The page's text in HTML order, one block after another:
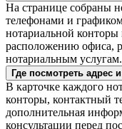
На странице собраны
телефонами и
нотариальной
расположению офиса,
нотариальным услугам.
Где посмотреть адрес
В карточке каждого
конторы, контактный
дополнительная
консультации перед